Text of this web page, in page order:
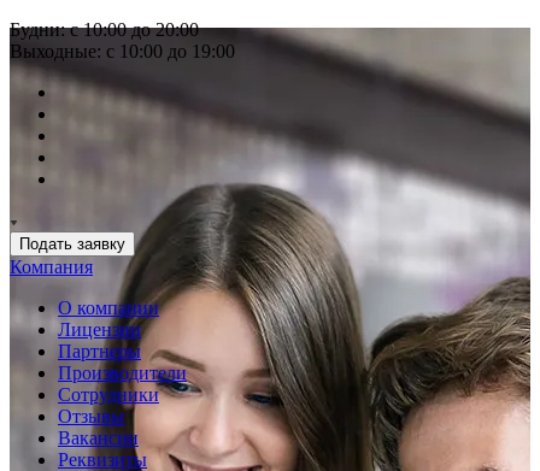
Будни: с 10:00 до 20:00
Выходные: с 10:00 до 19:00
Подать заявку
Компания
О компании
Лицензии
Партнеры
Производители
Сотрудники
Отзывы
Вакансии
Реквизиты